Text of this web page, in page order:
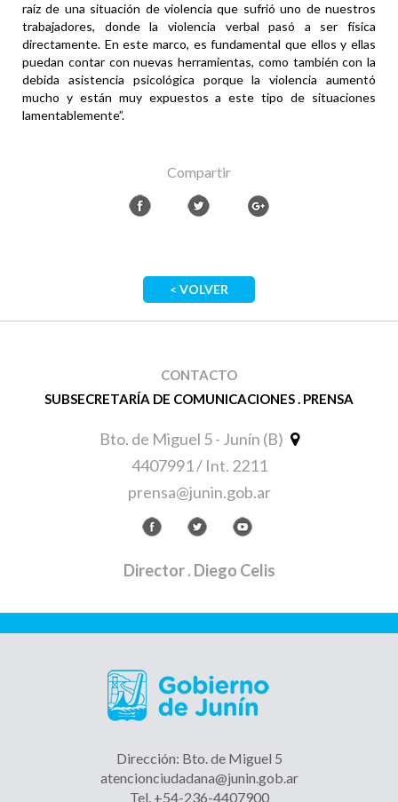
raíz de una situación de violencia que sufrió uno de nuestros
trabajadores, donde la violencia verbal pasó a ser física
directamente. En este marco, es fundamental que ellos y ellas
puedan contar con nuevas herramientas, como también con la
debida asistencia psicológica porque la violencia aumentó
mucho y están muy expuestos a este tipo de situaciones
lamentablemente”.
Compartir
< VOLVER
CONTACTO
SUBSECRETARÍA DE COMUNICACIONES . PRENSA
Bto. de Miguel 5 - Junín (B)
4407991 / Int. 2211
prensa@junin.gob.ar
Director. Diego Celis
Dirección: Bto. de Miguel 5
atencionciudadana@junin.gob.ar
Tel. +54-236-4407900